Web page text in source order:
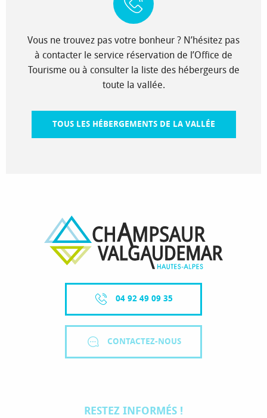
Vous ne trouvez pas votre bonheur ? N’hésitez pas
à contacter le service réservation de l’Office de
Tourisme ou à consulter la liste des hébergeurs de
toute la vallée.
TOUS LES HÉBERGEMENTS DE LA VALLÉE
04 92 49 09 35
CONTACTEZ-NOUS
RESTEZ INFORMÉS !